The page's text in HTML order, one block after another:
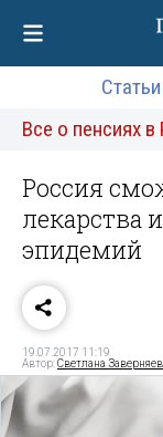
Статьи
Все о пенсиях в
Россия
лекарства
эпидемий
19.07.2017 11:19
Автор:Светлана